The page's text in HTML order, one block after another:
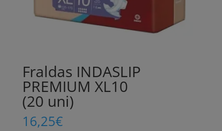
Fraldas INDASLIP
PREMIUM XL10
(20 uni)
16,25€